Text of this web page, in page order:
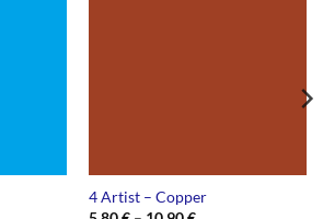
4 Artist – Copper